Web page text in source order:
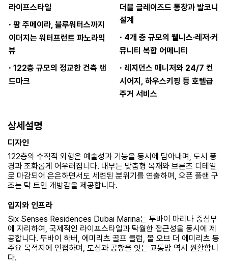
라이프스타일
· 팜 주메이라, 블루워터스까지
이더지는 워터프런트 파노라믹
뷰
· 122층 규모의 정교한 건축 랜
드마크
더블 글레이즈드 통창과 발코니
설계
· 4개 층 규모의 웰니스·레저·커
뮤니티 복합 어메니티
· 레지던스 매니저와 24/7 컨
시어지, 하우스키핑 등 호텔급
주거 서비스
상세설명
디자인
122층의 수직적 외형은 예술성과 기능을 동시에 담아내며, 도시 풍
경과 조화롭게 어우러집니다. 내부는 맞춤형 목재와 브론즈 디테일
로 마감되어 은은하면서도 세련된 분위기를 연출하며, 오픈 플랜 구
조는 탁 트인 개방감을 제공합니다.
입지와 인프라
Six Senses Residences Dubai Marina는 두바이 마리나 중심부
에 자리하여, 국제적인 라이프스타일과 탁월한 접근성을 동시에 제
공합니다. 두바이 하버, 에미리츠 골프 클럽, 몰 오브 더 에미리츠 등
주요 목적지에 인접하며, 도심과 공항을 잇는 교통망 역시 원활합니
다.